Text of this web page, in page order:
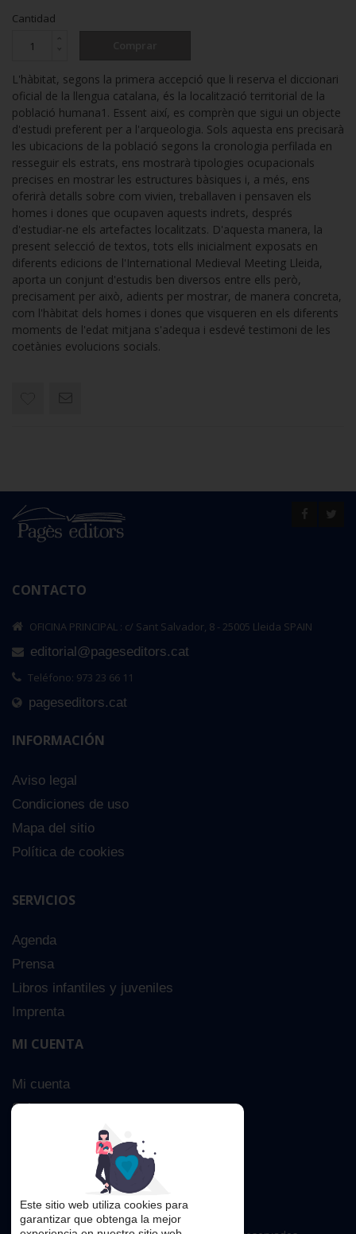
Cantidad
L'hàbitat, segons la primera accepció que li reserva el diccionari
oficial de la llengua catalana, és la localització territorial de la
població humana1. Essent així, es comprèn que sigui un objecte
d'estudi preferent per a l'arqueologia. Sols aquesta ens precisarà
les ubicacions de la població segons la cronologia perfilada en
resseguir els estrats, ens mostrarà tipologies ocupacionals
precises en mostrar les estructures bàsiques i, a més, ens
oferirà detalls sobre com vivien, treballaven i pensaven els
homes i dones que ocupaven aquests indrets, després
d'estudiar-ne els artefactes localitzats. D'aquesta manera, la
present selecció de textos, tots ells inicialment exposats en
diferents edicions de l'International Medieval Meeting Lleida,
aporta un conjunt d'estudis ben diversos entre ells però,
precisament per això, adients per mostrar, de manera concreta,
com l'hàbitat dels homes i dones que visqueren en els diferents
moments de l'edat mitjana s'adequa i esdevé testimoni de les
coetànies evolucions socials.
CONTACTO
OFICINA PRINCIPAL : c/ Sant Salvador, 8 - 25005 Lleida SPAIN
editorial@pageseditors.cat
Teléfono: 973 23 66 11
pageseditors.cat
INFORMACIÓN
Aviso legal
Condiciones de uso
Mapa del sitio
Política de cookies
SERVICIOS
Agenda
Prensa
Libros infantiles y juveniles
Imprenta
MI CUENTA
Mi cuenta
Sobre nosotros
Búsqueda Avanzada
Este sitio web utiliza cookies para
garantizar que obtenga la mejor